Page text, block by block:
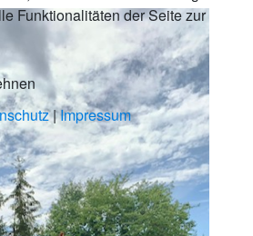
Funktionalitäten der Seite zur
|Impressum